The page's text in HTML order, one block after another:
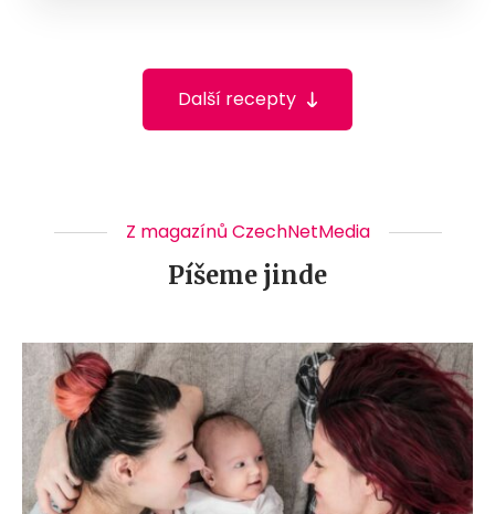
Další recepty
Z magazínů CzechNetMedia
Píšeme jinde